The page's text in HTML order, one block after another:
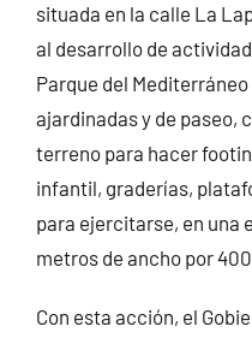
situada en la calle La
al desarrollo de
Parque del
ajardinadas y de paseo,
terreno para hacer
infantil, graderías,
para ejercitarse, en una
metros de ancho por
Con esta acción, el